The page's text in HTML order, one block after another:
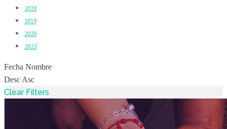
2018
2019
2020
2023
Fecha Nombre
Desc Asc
Clear Filters